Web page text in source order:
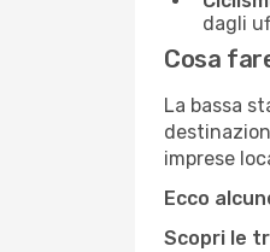
dagli
Cosa
La bassa
imprese
Ecco
Scopri le